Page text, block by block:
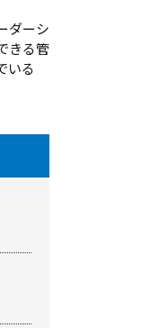
ダーシ
きる管
いる